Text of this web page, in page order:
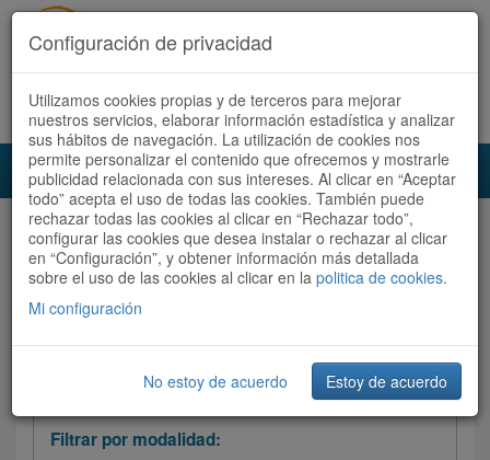
Acceder Registrate ahora Español | Català
Audioruta Todas las rutas
Todas las rutas Ordenar por:Más recientes
Filtrar las rutas
Filtrar por modalidad:
Configuración de privacidad
Utilizamos cookies propias y de terceros para mejorar
nuestros servicios, elaborar información estadística y analizar
sus hábitos de navegación. La utilización de cookies nos
permite personalizar el contenido que ofrecemos y mostrarle
publicidad relacionada con sus intereses. Al clicar en “Aceptar
todo” acepta el uso de todas las cookies. También puede
rechazar todas las cookies al clicar en “Rechazar todo”,
configurar las cookies que desea instalar o rechazar al clicar
en “Configuración”, y obtener información más detallada
sobre el uso de las cookies al clicar en la politica de cookies.
Mi configuración
No estoy de acuerdo Estoy de acuerdo